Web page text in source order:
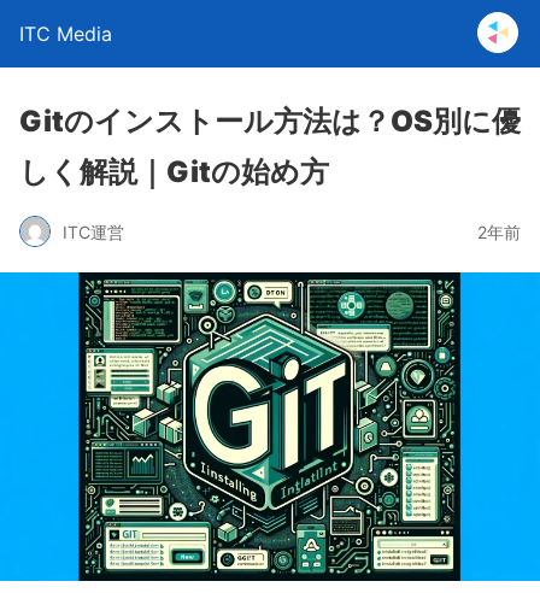
ITC Media
Gitのインストール方法は？OS別に優
しく解説｜Gitの始め方
ITC運営 2年前